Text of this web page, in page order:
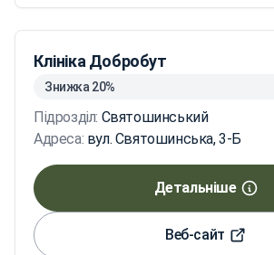
Клініка Добробут
Знижка 20%
Підрозділ: Святошинський
Адреса: вул. Святошинська, 3-Б
Детальніше
Веб-сайт